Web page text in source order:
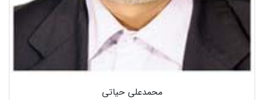
محمدعلی حیاتی